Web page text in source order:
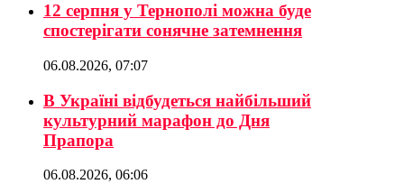
12 серпня у Тернополі можна буде
спостерігати сонячне затемнення
06.08.2026, 07:07
В Україні відбудеться найбільший
культурний марафон до Дня
Прапора
06.08.2026, 06:06